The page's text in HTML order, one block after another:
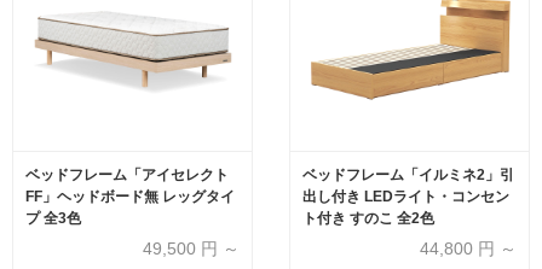
ベッドフレーム「アイセレクト
FF」ヘッドボード無 レッグタイ
プ 全3色
49,500 円 ～
ベッドフレーム「イルミネ2」引
出し付き LEDライト・コンセン
ト付き すのこ 全2色
44,800 円 ～